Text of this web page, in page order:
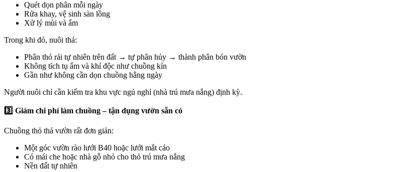
Quét dọn phân mỗi ngày
Rửa khay, vệ sinh sàn lồng
Xử lý mùi và ẩm
Trong khi đó, nuôi thả:
Phân thỏ rải tự nhiên trên đất → tự phân hủy → thành phân bón vườn
Không tích tụ ẩm và khí độc như chuồng kín
Gần như không cần dọn chuồng hằng ngày
Người nuôi chỉ cần kiểm tra khu vực ngủ nghỉ (nhà trú mưa nắng) định kỳ.
3️ ⃣ Giảm chi phí làm chuồng – tận dụng vườn sẵn có
Chuồng thỏ thả vườn rất đơn giản:
Một góc vườn rào lưới B40 hoặc lưới mắt cáo
Có mái che hoặc nhà gỗ nhỏ cho thỏ trú mưa nắng
Nền đất tự nhiên